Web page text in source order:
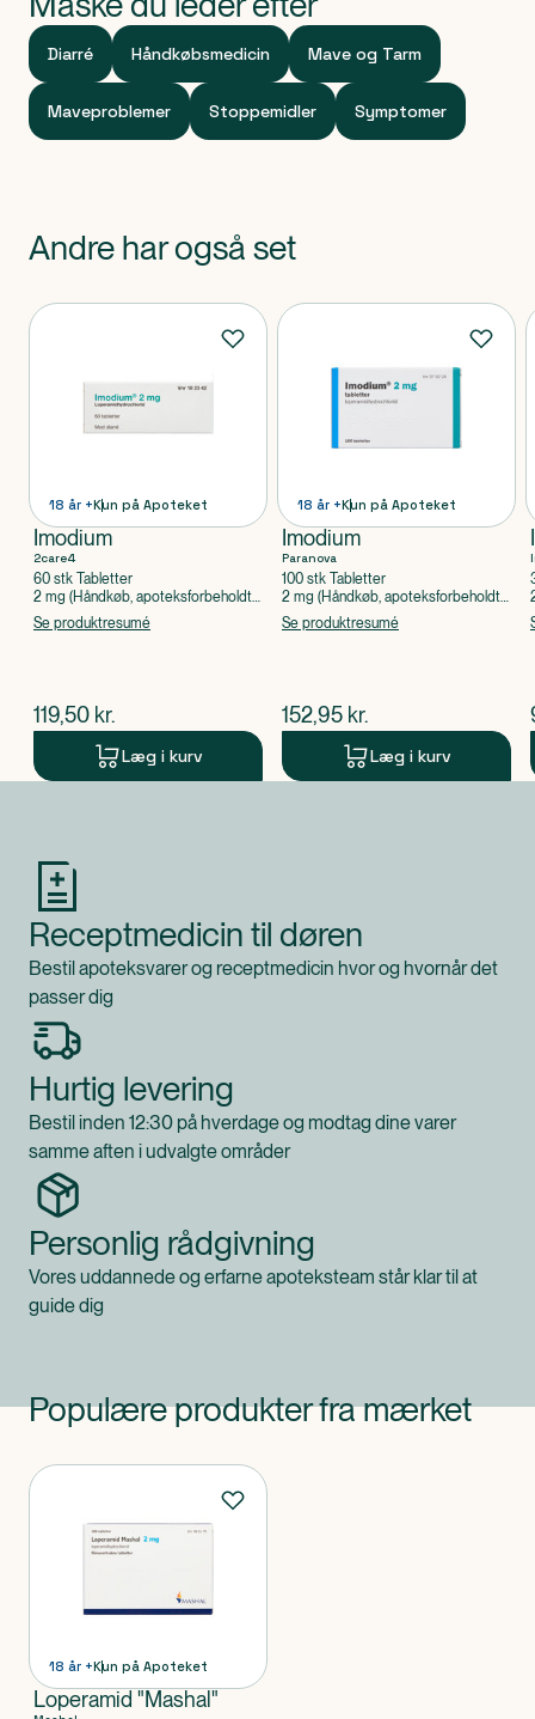
Diarré Håndkøbsmedicin Mave og Tarm
Maveproblemer Stoppemidler Symptomer
Andre har også set
Produkter
18 år +Kun på Apoteket
Imodium
2care4
60 stk Tabletter
2 mg (Håndkøb, apoteksforbeholdt),
Loperamidhydrochlorid
Se produktresumé
$nuværende pris
119,50 kr.
Læg i kurv
18 år +Kun på Apoteket
Imodium
Paranova
100 stk Tabletter
2 mg (Håndkøb, apoteksforbeholdt),
Loperamidhydrochlorid
Se produktresumé
$nuværende pris
152,95 kr.
Læg i kurv
Receptmedicin til døren
Bestil apoteksvarer og receptmedicin hvor og hvornår det
passer dig
Hurtig levering
Bestil inden 12:30 på hverdage og modtag dine varer
samme aften i udvalgte områder
Personlig rådgivning
Vores uddannede og erfarne apoteksteam står klar til at
guide dig
Populære produkter fra mærket
Produkter
18 år +Kun på Apoteket
Loperamid "Mashal"